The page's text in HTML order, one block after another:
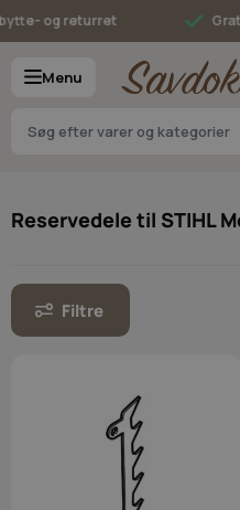
Skip to Content
returret Gratis
Menu
Reservedele til STIHL
Filtre